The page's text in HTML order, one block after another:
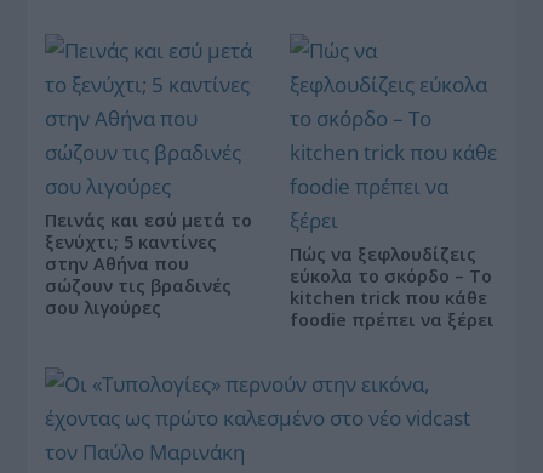
Πεινάς και εσύ μετά το
ξενύχτι; 5 καντίνες
στην Αθήνα που
σώζουν τις βραδινές
σου λιγούρες
Πώς να ξεφλουδίζεις
εύκολα το σκόρδο – Το
kitchen trick που κάθε
foodie πρέπει να ξέρει